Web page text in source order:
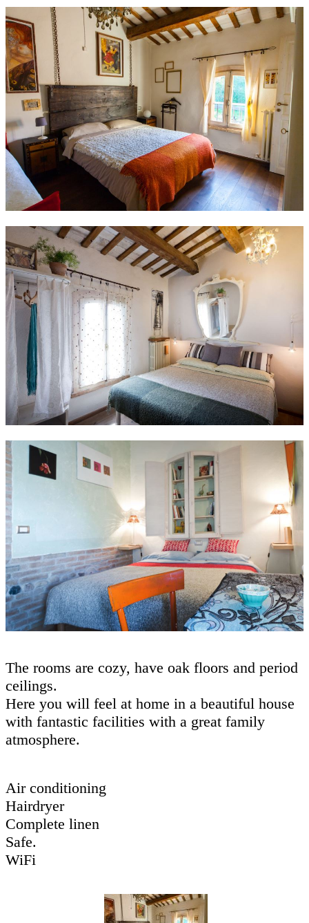
The rooms are cozy, have oak floors and period
ceilings.
Here you will feel at home in a beautiful house
with fantastic facilities with a great family
atmosphere.
Air conditioning
Hairdryer
Complete linen
Safe.
WiFi